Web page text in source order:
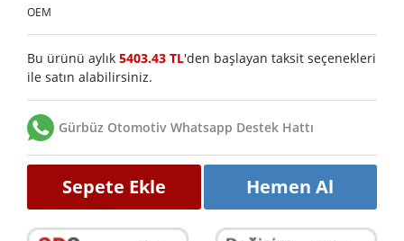
OEM
Bu ürünü aylık 5403.43 TL'den başlayan taksit seçenekleri
ile satın alabilirsiniz.
Gürbüz Otomotiv Whatsapp Destek Hattı
Sepete Ekle Hemen Al